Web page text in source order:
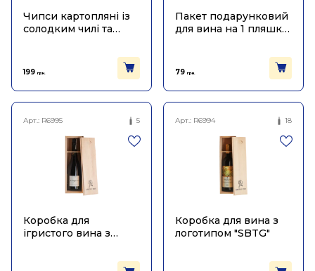
Чипси картопляні із
солодким чилі та
199 грн.
Пакет подарунковий
для вина на 1 пляшку
79 грн.
Арт.: R6995 5
Коробка для
ігристого вина з
Арт.: R6994 18
Коробка для вина з
логотипом "SBTG"